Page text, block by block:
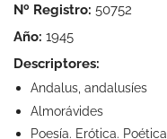
Nº Registro: 50752
Año: 1945
Descriptores:
Andalus, andalusíes
Almorávides
Poesía. Erótica. Poética